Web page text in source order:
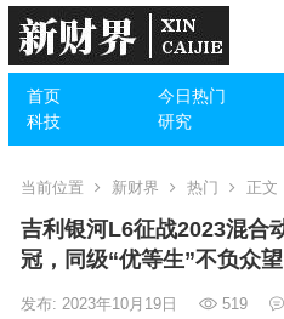
首页 今日热门
科技
研究
当前位置 新财界 热门 正文
吉利银河L6征战2023混合
冠，同级“优等生”不负众望
发布: 2023年10月19日 519